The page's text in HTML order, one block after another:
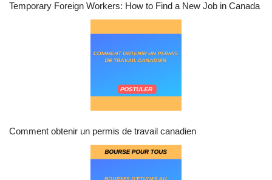
Temporary Foreign Workers: How to Find a New Job in Canada
Comment obtenir un permis de travail canadien